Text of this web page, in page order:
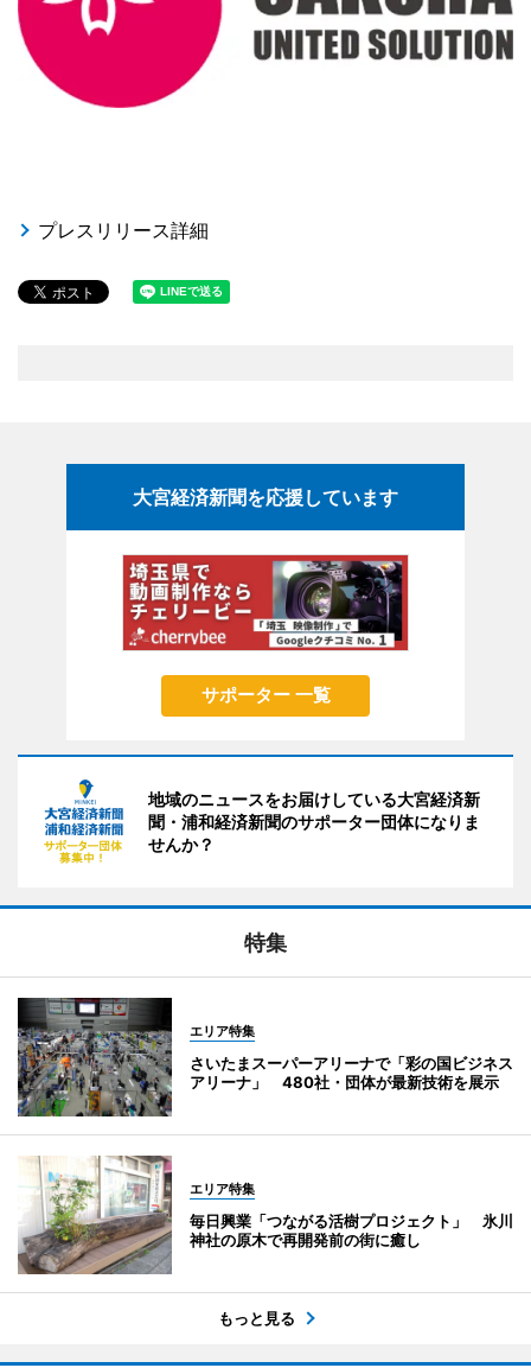
プレスリリース詳細
大宮経済新聞を応援しています
サポーター 一覧
地域のニュースをお届けしている大宮経済新
聞・浦和経済新聞のサポーター団体になりま
せんか？
特集
エリア特集
さいたまスーパーアリーナで「彩の国ビジネス
アリーナ」 480社・団体が最新技術を展示
エリア特集
毎日興業「つながる活樹プロジェクト」 氷川
神社の原木で再開発前の街に癒し
もっと見る